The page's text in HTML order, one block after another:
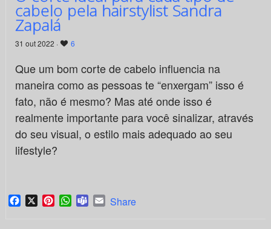
cabelo pela hairstylist Sandra
Zapalá
31 out 2022 · 6
Que um bom corte de cabelo influencia na
maneira como as pessoas te “enxergam” isso é
fato, não é mesmo? Mas até onde isso é
realmente importante para você sinalizar, através
do seu visual, o estilo mais adequado ao seu
lifestyle?
Facebook
X PinterestWhatsApp
TeamsEmail
Share